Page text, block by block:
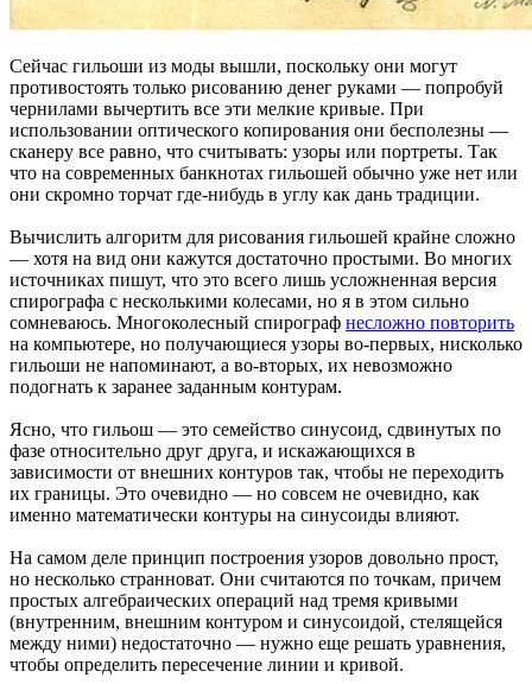
Сейчас гильоши из моды вышли, поскольку они могут
противостоять только рисованию денег руками — попробуй
чернилами вычертить все эти мелкие кривые. При
использовании оптического копирования они бесполезны —
сканеру все равно, что считывать: узоры или портреты. Так
что на современных банкнотах гильошей обычно уже нет или
они скромно торчат где-нибудь в углу как дань традиции.
Вычислить алгоритм для рисования гильошей крайне сложно
— хотя на вид они кажутся достаточно простыми. Во многих
источниках пишут, что это всего лишь усложненная версия
спирографа с несколькими колесами, но я в этом сильно
сомневаюсь. Многоколесный спирограф несложно повторить
на компьютере, но получающиеся узоры во-первых, нисколько
гильоши не напоминают, а во-вторых, их невозможно
подогнать к заранее заданным контурам.
Ясно, что гильош — это семейство синусоид, сдвинутых по
фазе относительно друг друга, и искажающихся в
зависимости от внешних контуров так, чтобы не переходить
их границы. Это очевидно — но совсем не очевидно, как
именно математически контуры на синусоиды влияют.
На самом деле принцип построения узоров довольно прост,
но несколько странноват. Они считаются по точкам, причем
простых алгебраических операций над тремя кривыми
(внутренним, внешним контуром и синусоидой, стелящейся
между ними) недостаточно — нужно еще решать уравнения,
чтобы определить пересечение линии и кривой.